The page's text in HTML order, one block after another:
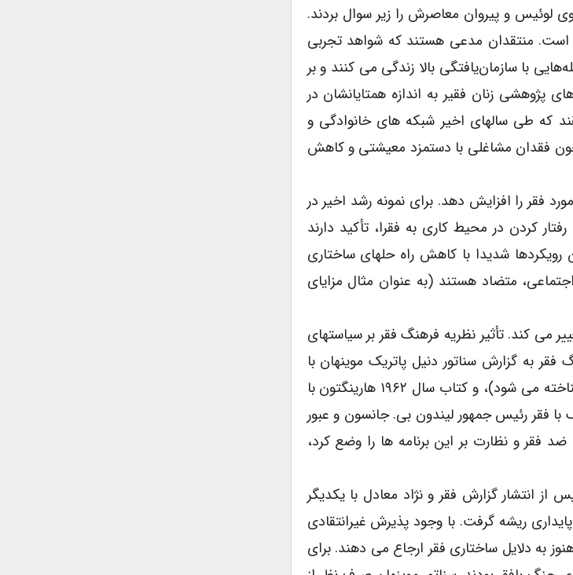
لوئیس و پیروان معاصرش را زیر سوال بردند.
است. منتقدان مدعی هستند که شواهد تجربی
با سازمان‌یافتگی بالا زندگی می کنند و بر
پژوهشی زنان فقیر به اندازه همتایانشان در
که طی سالهای اخیر شبکه های خانوادگی و
فقدان مشاغلی با دستمزد معیشتی و کاهش
فقر را افزایش دهد. برای نمونه رشد اخیر در
کردن در محیط کاری به فقرا، تأکید دارند
رویکردها شدیدا با کاهش راه حلهای ساختاری
متضاد هستند (به عنوان مثال مزایای
می کند. تأثیر نظریه فرهنگ فقر بر سیاستهای
های جنگ با فقر دهه ۶۰ دارد. نظریه فرهنگ فقر به گزارش سناتور دنیل پاتریک موینهان با
عنوان خانواده نِگرو: موردی برای اقدام ملی (اغلب با عنوان گزارش موینهان شناخته می شود)، و کتاب سال ۱۹۶۲ هارینگتون با
فقر رئیس جمهور لیندون بی. جانسون و عبور
فقر و نظارت بر این برنامه ها را وضع کرد،
از انتشار گزارش فقر و نژاد معادل با یکدیگر
ریشه گرفت. با وجود پذیرش غیرانتقادی
فقر، منتقدان خاطر نشان می کنند که برنامه های ضد فقر دهه ۶۰ هنوز به دلایل ساختاری فقر ارجاع می دهند. برای